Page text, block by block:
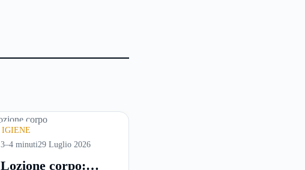
IGIENE
3–4 minuti29 Luglio 2026
Lozione corpo: